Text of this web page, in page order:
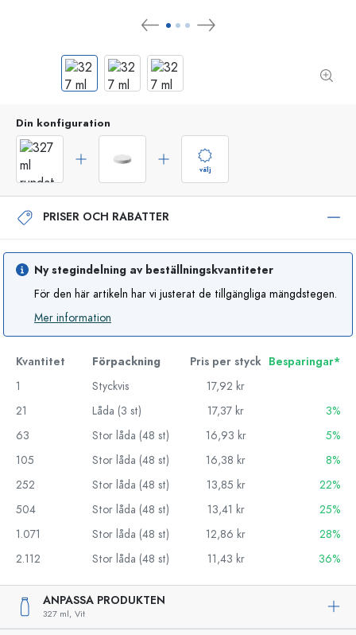
Din konfiguration
välj
PRISER OCH RABATTER
Ny stegindelning av beställningskvantiteter
För den här artikeln har vi justerat de tillgängliga mängdstegen.
Mer information
Kvantitet Förpackning Pris per styck Besparingar*
1
Styckvis
17,92 kr
21
Låda (3 st) 17,37 kr
3%
63
Stor låda (48 st) 16,93 kr
5%
105
Stor låda (48 st) 16,38 kr
8%
252
Stor låda (48 st) 13,85 kr
22%
504
Stor låda (48 st) 13,41 kr
25%
1.071
Stor låda (48 st) 12,86 kr
28%
2.112
Stor låda (48 st) 11,43 kr 36%
ANPASSA PRODUKTEN
327 ml, Vit